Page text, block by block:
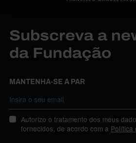
Subscreva a
da Fundação
MANTENHA-SE A PAR
Autorizo o tratamento dos meus
fornecidos, de acordo com a Política